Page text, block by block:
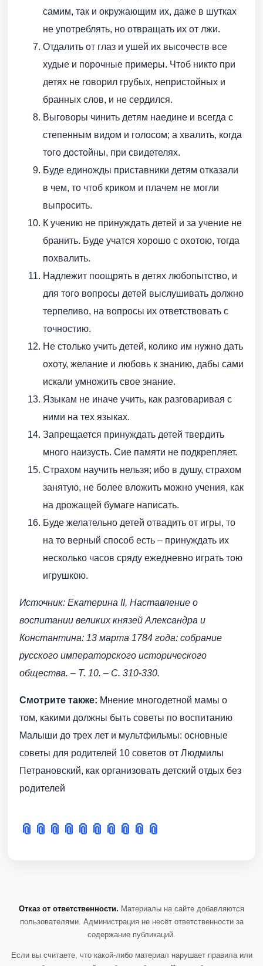
самим, так и окружающим их, даже в шутках
не употреблять, но отвращать их от лжи.
Отдалить от глаз и ушей их высочеств все
худые и порочные примеры. Чтоб никто при
детях не говорил грубых, непристойных и
бранных слов, и не сердился.
Выговоры чинить детям наедине и всегда с
степенным видом и голосом; а хвалить, когда
того достойны, при свидетелях.
Буде единожды приставники детям отказали
в чем, то чтоб криком и плачем не могли
выпросить.
К учению не принуждать детей и за учение не
бранить. Буде учатся хорошо с охотою, тогда
похвалить.
Надлежит поощрять в детях любопытство, и
для того вопросы детей выслушивать должно
терпеливо, на вопросы их ответствовать с
точностию.
Не столько учить детей, колико им нужно дать
охоту, желание и любовь к знанию, дабы сами
искали умножить свое знание.
Языкам не иначе учить, как разговаривая с
ними на тех языках.
Запрещается принуждать детей твердить
много наизусть. Сие памяти не подкрепляет.
Страхом научить нельзя; ибо в душу, страхом
занятую, не более вложить можно учения, как
на дрожащей бумаге написать.
Буде желательно детей отвадить от игры, то
на то верный способ есть – принуждать их
несколько часов сряду ежедневно играть тою
игрушкою.
Источник: Екатерина II, Наставление о
воспитании великих князей Александра и
Константина: 13 марта 1784 года: собрание
русского императорского исторического
общества. – Т. 10. – С. 310-330.
Смотрите также: Мнение многодетной мамы о
том, какими должны быть советы по воспитанию
Малыши до трех лет и мультфильмы: основные
советы для родителей 10 советов от Людмилы
Петрановский, как организовать детский отдых без
родителей
📎 📎 📎 📎 📎 📎 📎 📎 📎 📎
Отказ от ответственности. Материалы на сайте добавляются
пользователями. Администрация не несёт ответственности за
содержание публикаций.
Если вы считаете, что какой-либо материал нарушает правила или